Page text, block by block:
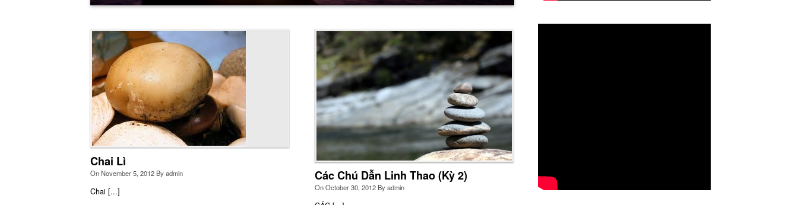
Giới thiệu Nhà
Linh Thao
Nhà Linh Thao Pierre Favre có mục đích đóng góp vào việc
thực hiện sứ mạng “ trình bày con đường đến với Thiên Chúa
nhờ Linh Thao và phân định”của Tỉnh Dòng Tên Việt Nam;
ngoài ra, Nhà Linh Thao cũng cố gắng tạo điều kiện thuận lợi
cho các thành phần Dân Chúa đến cầu nguyện theo linh đạo,
truyền thống và hành trình ơn gọi riêng của mình.More
Chai Lì
OnNovember 5, 2012 Byadmin
Chai [...]
Các Chú Dẫn Linh Thao (Kỳ 2)
OnOctober 30, 2012 Byadmin